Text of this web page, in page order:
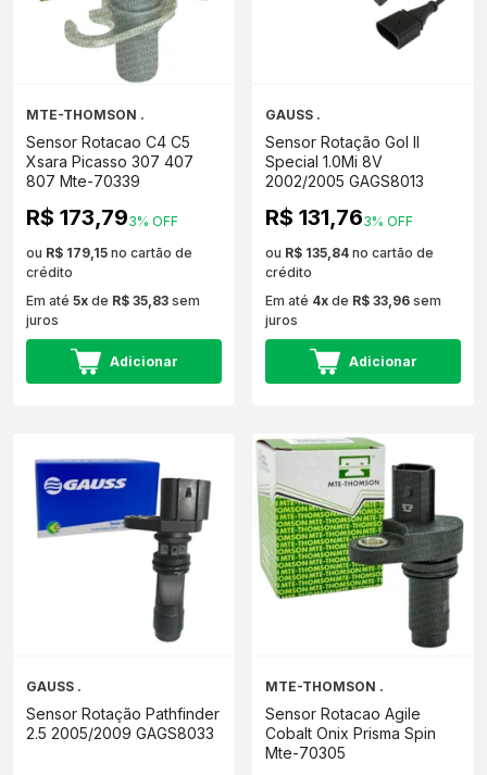
MTE-THOMSON .
Sensor Rotacao C4 C5
Xsara Picasso 307 407
807 Mte-70339
R$ 173,793% OFF
ou R$ 179,15 no cartão de
crédito
Em até 5x de R$ 35,83 sem
juros
Adicionar
GAUSS .
Sensor Rotação Gol II
Special 1.0Mi 8V
2002/2005 GAGS8013
R$ 131,763% OFF
ou R$ 135,84 no cartão de
crédito
Em até 4x de R$ 33,96 sem
juros
Adicionar
GAUSS .
Sensor Rotação Pathfinder
2.5 2005/2009 GAGS8033
MTE-THOMSON .
Sensor Rotacao Agile
Cobalt Onix Prisma Spin
Mte-70305